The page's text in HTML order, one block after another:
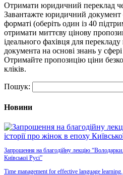
Отримати юридичний переклад
Завантажте юридичний документ
форматі (оберіть один із 40
отримати миттєву цінову
ідеального фахівця для
документа на основі знань у
Отримайте пропозицію ціни
кліків.
Пошук:
Новини
Запрошення на благодійну лекцію
Київської Русі”
Time management for effective language learning.